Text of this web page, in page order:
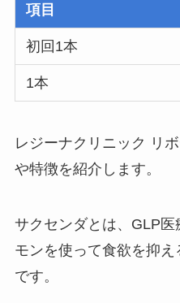
項目
初回1本
1本
レジーナクリニック リ
や特徴を紹介します。
サクセンダとは、GLP
モンを使って食欲を抑
です。